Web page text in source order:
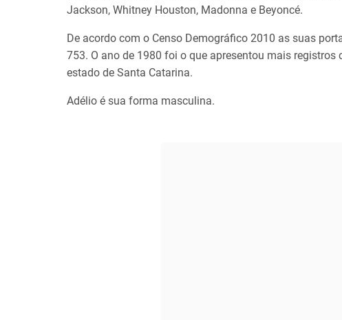
Jackson, Whitney Houston, Madonna e Beyoncé​.
De acordo com o Censo Demográfico 2010 as suas
753. O ano de 1980 foi o que apresentou mais
estado de Santa Catarina.
Adélio é sua forma masculina.